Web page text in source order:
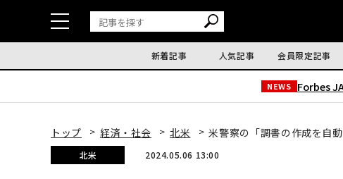
新着記事 人気記事 会員限定記事
NEWS Forbes
トップ 経済・社会 北米 米警察の「調書の作成を自
北米 2024.05.06 13:00